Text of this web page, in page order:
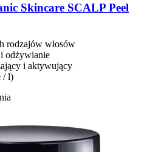
Skincare SCALP Peel
rodzajów włosów
odżywianie
i aktywujący
/ l)